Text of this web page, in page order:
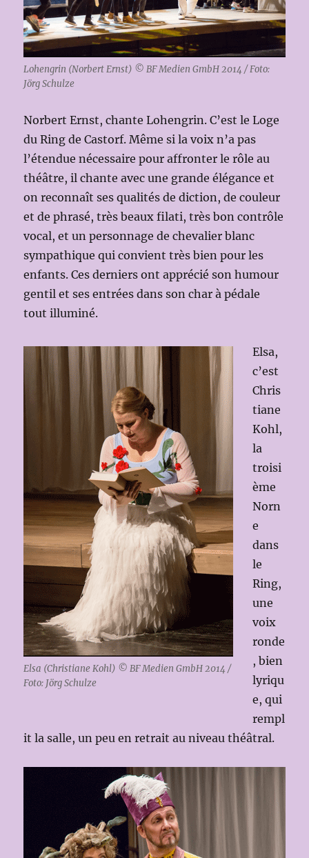
Lohengrin (Norbert Ernst) © BF Medien GmbH 2014 / Foto:
Jörg Schulze
Norbert Ernst, chante Lohengrin. C’est le Loge
du Ring de Castorf. Même si la voix n’a pas
l’étendue nécessaire pour affronter le rôle au
théâtre, il chante avec une grande élégance et
on reconnaît ses qualités de diction, de couleur
et de phrasé, très beaux filati, très bon contrôle
vocal, et un personnage de chevalier blanc
sympathique qui convient très bien pour les
enfants. Ces derniers ont apprécié son humour
gentil et ses entrées dans son char à pédale
tout illuminé.
Elsa (Christiane Kohl) © BF Medien GmbH 2014 /
Foto: Jörg Schulze
Elsa,
c’est
Chris
tiane
Kohl,
la
troisi
ème
Norn
e
dans
le
Ring,
une
voix
ronde
, bien
lyriqu
e, qui
rempl
it la salle, un peu en retrait au niveau théâtral.